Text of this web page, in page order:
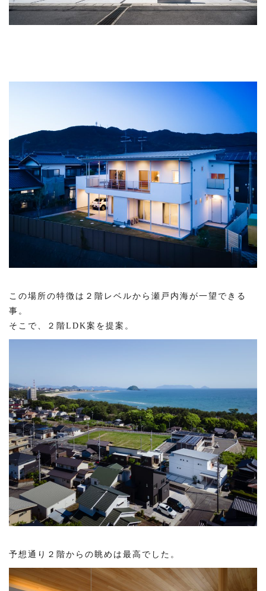
この場所の特徴は２階レベルから瀬戸内海が一望できる
事。
そこで、２階LDK案を提案。
予想通り２階からの眺めは最高でした。